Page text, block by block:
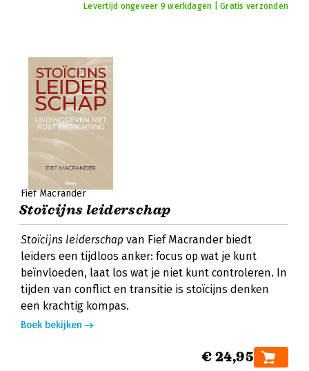
Levertijd ongeveer 9 werkdagen | Gratis verzonden
Fief Macrander
Stoïcijns leiderschap
Stoïcijns leiderschap van Fief Macrander biedt
leiders een tijdloos anker: focus op wat je kunt
beïnvloeden, laat los wat je niet kunt controleren. In
tijden van conflict en transitie is stoïcijns denken
een krachtig kompas.
Boek bekijken
€ 24,95